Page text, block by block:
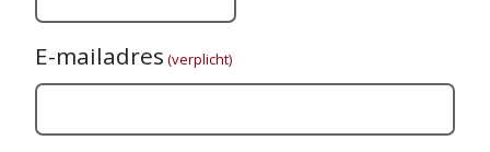
E-mailadres (verplicht)